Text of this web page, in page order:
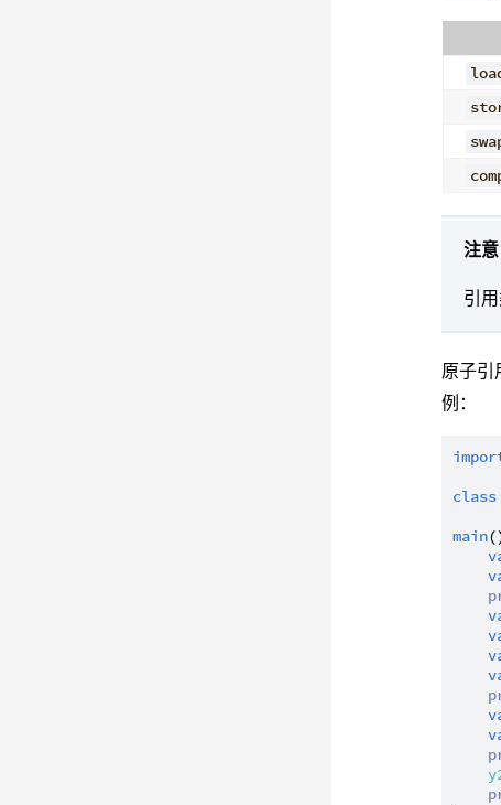
注意
引
原子引
例：
class
main